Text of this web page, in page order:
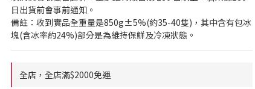
日出貨前會事前通知。
備註：收到實品全重量是850g±5%(約35-40隻)，其中含有包冰
塊(含冰率約24%)部分是為維持保鮮及冷凍狀態。
全店，全店滿$2000免運